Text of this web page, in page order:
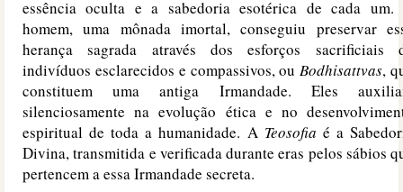
essência oculta e a sabedoria esotérica de cada um.
homem, uma mônada imortal, conseguiu preservar
herança sagrada através dos esforços sacrificiais
indivíduos esclarecidos e compassivos, ouBodhisattvas,
constituem uma antiga Irmandade. Eles
silenciosamente na evolução ética e no
espiritual de toda a humanidade. A Teosofia é a
Divina, transmitida e verificada durante eras pelos sábios
pertencem a essa Irmandade secreta.